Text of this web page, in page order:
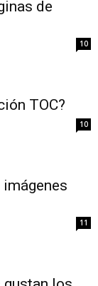
de
10
TOC?
10
11